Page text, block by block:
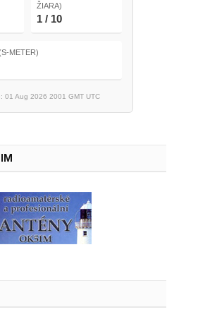
ŽIARA)
1 / 10
METER)
01 Aug 2026 2001 GMT UTC